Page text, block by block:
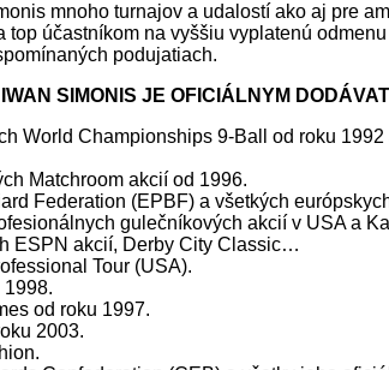
mnoho turnajov a udalostí ako aj pre
top účastníkom na vyššiu vyplatenú
podujatiach.
SIMONIS JE OFICIÁLNYM
World Championships 9-Ball od roku
Matchroom akcií od 1996.
Federation (EPBF) a všetkých
gulečníkových akcií v USA a
ESPN akcií, Derby City Classic…
Tour (USA).
1998.
od roku 1997.
2003.